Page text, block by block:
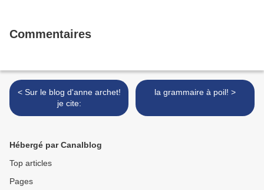
Commentaires
< Sur le blog d'anne archet!
je cite:
la grammaire à poil! >
Hébergé par Canalblog
Top articles
Pages